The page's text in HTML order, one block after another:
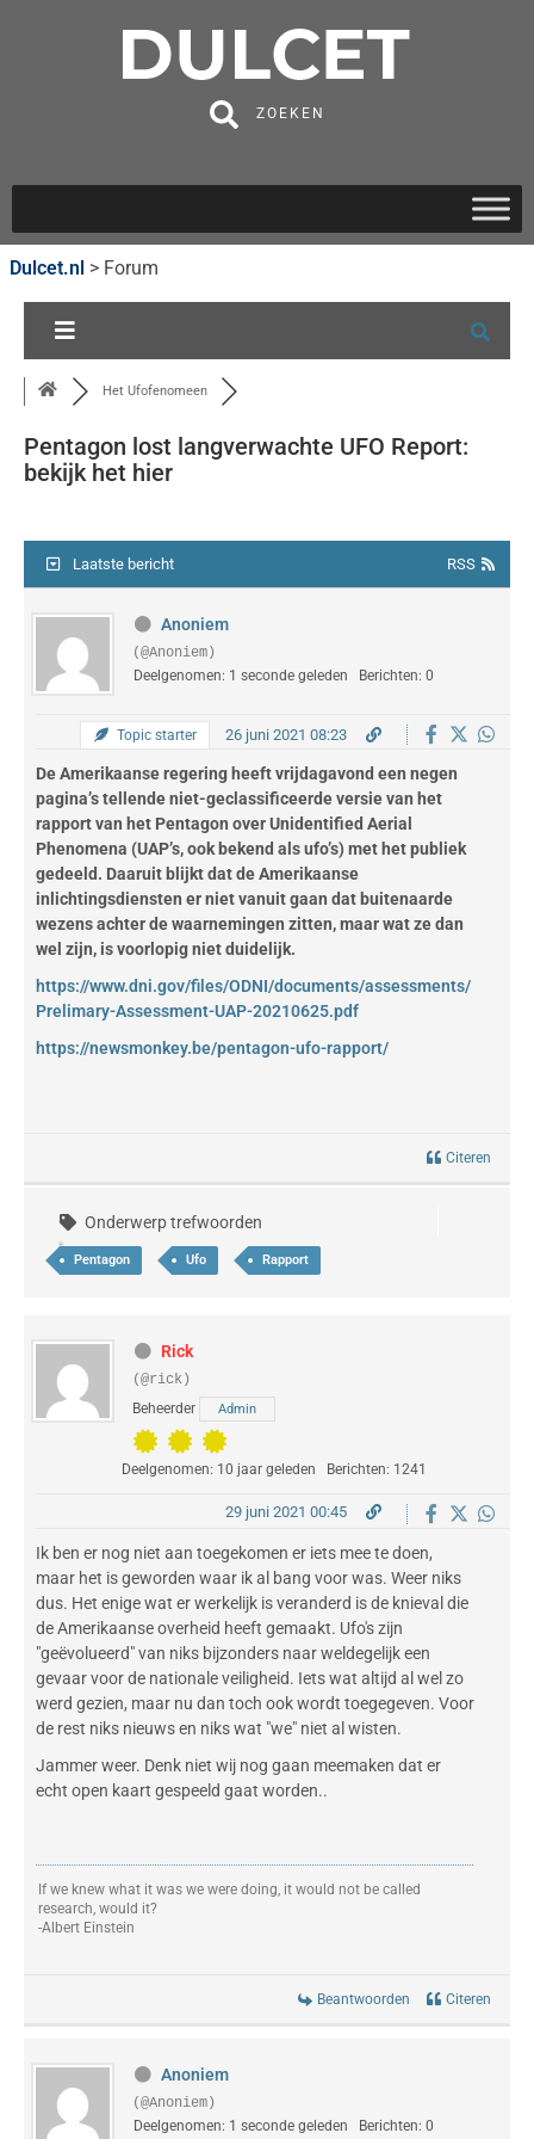
ZOEKEN
Dulcet.nl > Forum
Het Ufofenomeen
Pentagon lost langverwachte UFO Report:
bekijk het hier
Laatste bericht RSS
Anoniem
(@Anoniem)
Deelgenomen: 1 seconde geleden
Berichten: 0
Topic starter 26 juni 2021 08:23
De Amerikaanse regering heeft vrijdagavond een negen
pagina’s tellende niet-geclassificeerde versie van het
rapport van het Pentagon over Unidentified Aerial
Phenomena (UAP’s, ook bekend als ufo’s) met het publiek
gedeeld. Daaruit blijkt dat de Amerikaanse
inlichtingsdiensten er niet vanuit gaan dat buitenaarde
wezens achter de waarnemingen zitten, maar wat ze dan
wel zijn, is voorlopig niet duidelijk.
https://www.dni.gov/files/ODNI/documents/assessments/
Prelimary-Assessment-UAP-20210625.pdf
https://newsmonkey.be/pentagon-ufo-rapport/
Citeren
Onderwerp trefwoorden
Pentagon Ufo Rapport
Rick
(@rick)
Beheerder
Admin
Deelgenomen: 10 jaar geleden Berichten: 1241
29 juni 2021 00:45
Ik ben er nog niet aan toegekomen er iets mee te doen,
maar het is geworden waar ik al bang voor was. Weer niks
dus. Het enige wat er werkelijk is veranderd is de knieval die
de Amerikaanse overheid heeft gemaakt. Ufo's zijn
"geëvolueerd" van niks bijzonders naar weldegelijk een
gevaar voor de nationale veiligheid. Iets wat altijd al wel zo
werd gezien, maar nu dan toch ook wordt toegegeven. Voor
de rest niks nieuws en niks wat "we" niet al wisten.
Jammer weer. Denk niet wij nog gaan meemaken dat er
echt open kaart gespeeld gaat worden..
If we knew what it was we were doing, it would not be called
research, would it?
-Albert Einstein
Beantwoorden Citeren
Anoniem
(@Anoniem)
Deelgenomen: 1 seconde geleden
Berichten: 0